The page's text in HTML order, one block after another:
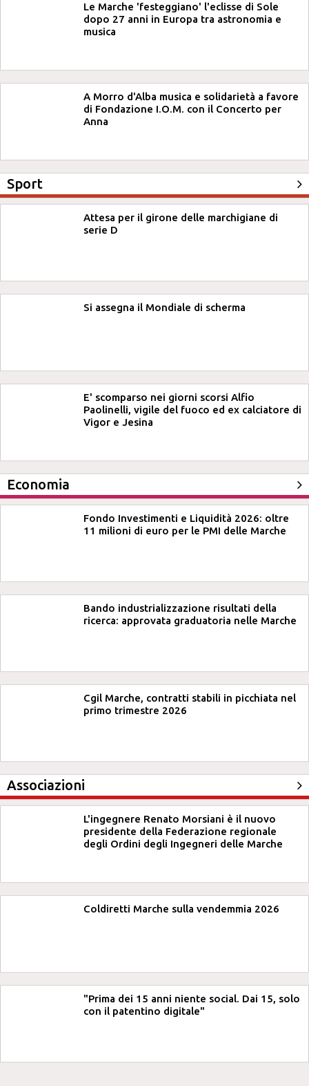
Le Marche 'festeggiano' l'eclisse di Sole
dopo 27 anni in Europa tra astronomia e
musica
A Morro d'Alba musica e solidarietà a favore
di Fondazione I.O.M. con il Concerto per
Anna
Sport
Attesa per il girone delle marchigiane di
serie D
Si assegna il Mondiale di scherma
E' scomparso nei giorni scorsi Alfio
Paolinelli, vigile del fuoco ed ex calciatore di
Vigor e Jesina
Economia
Fondo Investimenti e Liquidità 2026: oltre
11 milioni di euro per le PMI delle Marche
Bando industrializzazione risultati della
ricerca: approvata graduatoria nelle Marche
Cgil Marche, contratti stabili in picchiata nel
primo trimestre 2026
Associazioni
L'ingegnere Renato Morsiani è il nuovo
presidente della Federazione regionale
degli Ordini degli Ingegneri delle Marche
Coldiretti Marche sulla vendemmia 2026
"Prima dei 15 anni niente social. Dai 15, solo
con il patentino digitale"